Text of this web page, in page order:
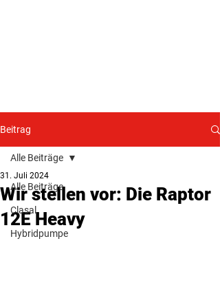
Beitrag
Alle Beiträge
Clasal
Hybridpumpe
Alle Beiträge
Wir stellen vor: Die Raptor
12E Heavy
31. Juli 2024